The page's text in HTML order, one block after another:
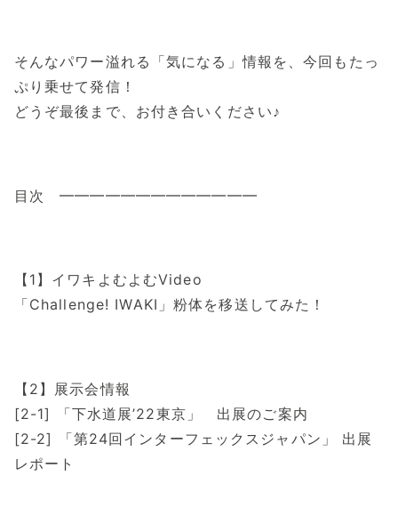
そんなパワー溢れる「気になる」情報を、今回もたっ
ぷり乗せて発信！
どうぞ最後まで、お付き合いください♪
目次 ━━━━━━━━━━━━━
【1】イワキよむよむVideo
「Challenge! IWAKI」粉体を移送してみた！
【2】展示会情報
[2-1] 「下水道展’22東京」 出展のご案内
[2-2] 「第24回インターフェックスジャパン」 出展
レポート